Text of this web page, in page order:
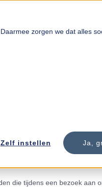
zorgen we dat alles
Zelf instellen Ja,
en vergelijkbare
onze bezoekers te
die tijdens een bezoek aan